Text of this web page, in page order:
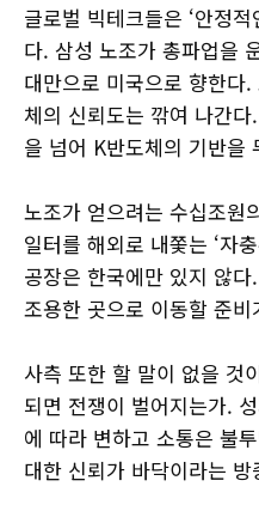
글로벌 빅테크들은 ‘안정
다. 삼성 노조가 총파업을
대만으로 미국으로 향한다
체의 신뢰도는 깎여 나간
을 넘어 K반도체의 기반을
노조가 얻으려는 수십조원
일터를 해외로 내쫓는 ‘자
공장은 한국에만 있지 않
조용한 곳으로 이동할 준
사측 또한 할 말이 없을 것
되면 전쟁이 벌어지는가.
에 따라 변하고 소통은 불
대한 신뢰가 바닥이라는 방